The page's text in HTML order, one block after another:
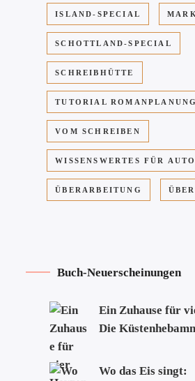
ISLAND-SPECIAL
SCHOTTLAND-SPECIAL
SCHREIBHÜTTE
TUTORIAL ROMANPLANUNG
VOM SCHREIBEN
WISSENSWERTES FÜR
ÜBERARBEITUNG
Buch-Neuerscheinungen
Ein Zuhause für
Die
Wo das Eis singt: